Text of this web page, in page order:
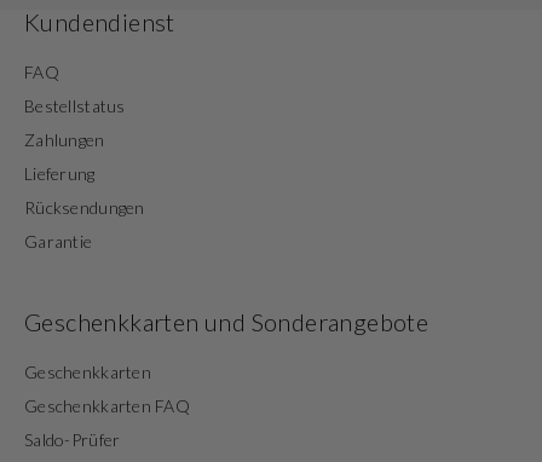
Kundendienst
FAQ
Bestellstatus
Zahlungen
Lieferung
Rücksendungen
Garantie
Geschenkkarten und Sonderangebote
Geschenkkarten
Geschenkkarten FAQ
Saldo-Prüfer